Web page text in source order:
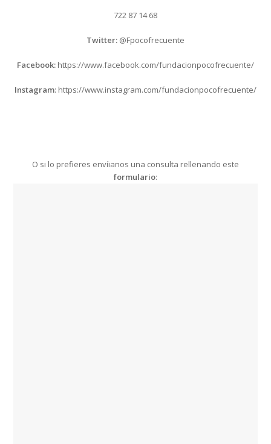
722 87 14 68
Twitter: @Fpocofrecuente
Facebook: https://www.facebook.com/fundacionpocofrecuente/
Instagram: https://www.instagram.com/fundacionpocofrecuente/
O si lo prefieres envíianos una consulta rellenando este
formulario: